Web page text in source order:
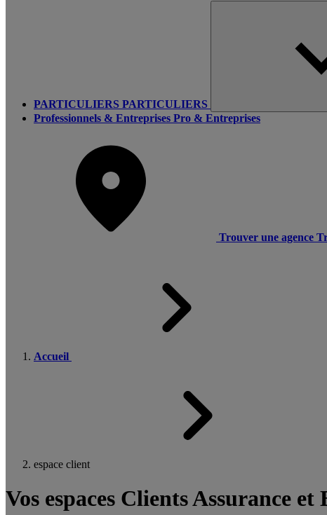
PARTICULIERS PARTICULIERS
Professionnels & Entreprises Pro & Entreprises
Trouver une agence
Accueil
espace client
Vos espaces Clients Assurance et